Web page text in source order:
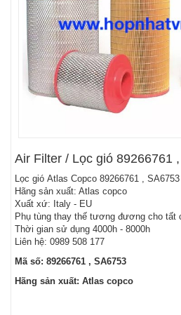
Air Filter / Lọc gió 89266761
Lọc gió Atlas Copco 89266761 , SA6753
Hãng sản xuất: Atlas copco
Xuất xứ: Italy - EU
Phụ tùng thay thế tương đương cho tất
Thời gian sử dụng 4000h - 8000h
Liên hệ: 0989 508 177
Mã số: 89266761 , SA6753
Hãng sản xuất: Atlas copco